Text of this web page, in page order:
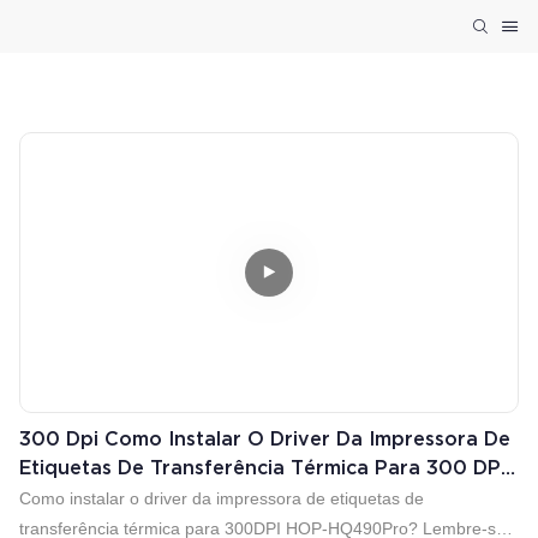
300 Dpi Como Instalar O Driver Da Impressora De
Etiquetas De Transferência Térmica Para 300 DPI
HOP-HQ490Pro?
Como instalar o driver da impressora de etiquetas de
transferência térmica para 300DPI HOP-HQ490Pro? Lembre-se